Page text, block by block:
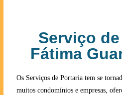
Serviço
Fátima
Os Serviços de Portaria tem se
muitos condomínios e empresas,